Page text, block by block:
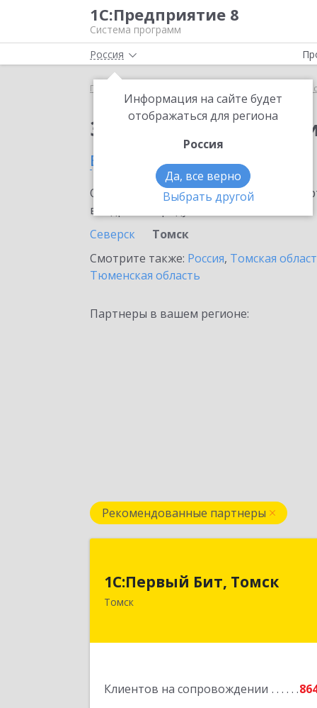
1С:Предприятие 8
Система программ
Россия
Информация на сайте будет
отображаться для региона
Россия
Да, все верно
Выбрать другой
Главная 1С:Прогнозирование
Заказать
в Томске
Ознакомьтесь с информационными
внедрение продукта.
Северск
Томск
Смотрите также: Россия, Томская
Тюменская область
Партнеры в вашем регионе:
Рекомендованные партнеры
1С:Первый Бит, Томск
Томск
Клиентов на сопровождении
634041, Томская обл, Томск г, Кирова